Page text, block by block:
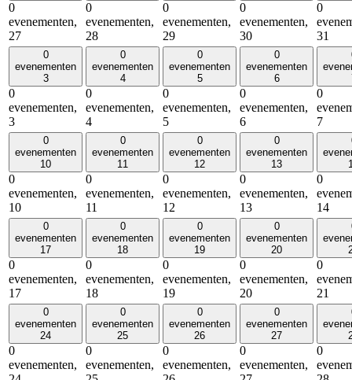
0
evenementen,
27
0
evenementen,
28
0
evenementen,
29
0
evenementen,
30
0
31
0
evenementen
3
0
evenementen,
3
0
evenementen
4
0
evenementen,
4
0
evenementen
5
0
evenementen,
5
0
evenementen
6
0
evenementen,
6
0
7
0
evenementen
10
0
evenementen,
10
0
evenementen
11
0
evenementen,
11
0
evenementen
12
0
evenementen,
12
0
evenementen
13
0
evenementen,
13
0
14
0
evenementen
17
0
evenementen,
17
0
evenementen
18
0
evenementen,
18
0
evenementen
19
0
evenementen,
19
0
evenementen
20
0
evenementen,
20
0
21
0
evenementen
24
0
evenementen,
0
evenementen
25
0
evenementen,
0
evenementen
26
0
evenementen,
0
evenementen
27
0
evenementen,
0